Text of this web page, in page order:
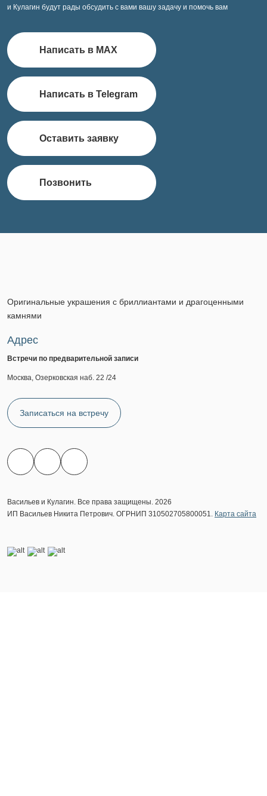
и Кулагин будут рады обсудить с вами вашу задачу и помочь вам
Написать в MAX
Написать в Telegram
Оставить заявку
Позвонить
Оригинальные украшения с бриллиантами и драгоценными
камнями
Адрес
Встречи по предварительной записи
Москва, Озерковская наб. 22 /24
Записаться на встречу
Васильев и Кулагин. Все права защищены. 2026
ИП Васильев Никита Петрович. ОГРНИП 310502705800051. Карта сайта